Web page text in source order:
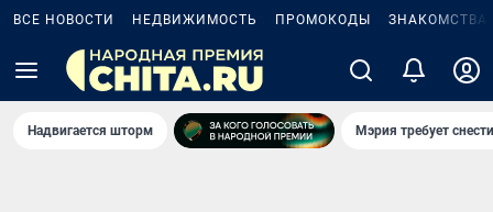
ВСЕ НОВОСТИ НЕДВИЖИМОСТЬ ПРОМОКОДЫ ЗНАКОМСТВА
Надвигается шторм Мэрия требует